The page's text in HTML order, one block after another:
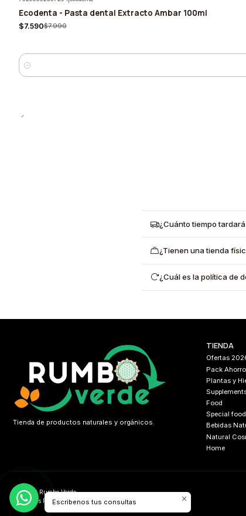
-5%
Ecodenta - Pasta dental Extracto Ambar 100ml
$7.590$7.990
Quantity
¿Cuánto tiempo
¿Tienen una tienda
¿Cuál es la política de
Tienda de productos naturales y orgánicos.
TIENDA
Ofertas
Pack Ahorro
Plantas y
Food
Special
Bebidas
Natural
Home
2026 Rumbo Verde.
All Rights Reserved.Desarrollado porFIXLABS
Escribenos tus consultas